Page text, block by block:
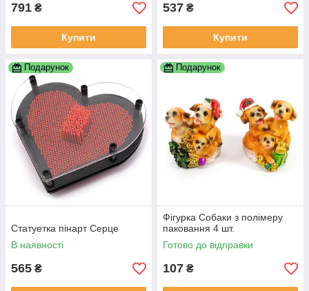
791 ₴
Купити
537 ₴
Купити
Подарунок
Статуетка пінарт Серце
В наявності
565 ₴
Подарунок
Фігурка Собаки з полімеру
паковання 4 шт.
Готово до відправки
107 ₴